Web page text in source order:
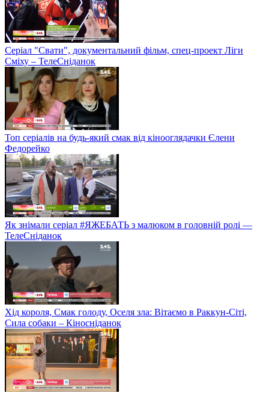
Серіал "Свати", документальний фільм, спец-проект Ліги
Сміху – ТелеСніданок
Топ серіалів на будь-який смак від кінооглядачки Єлени
Федорейко
Як знімали серіал #ЯЖЕБАТЬ з малюком в головній ролі —
ТелеСніданок
Хід короля, Смак голоду, Оселя зла: Вітаємо в Раккун-Сіті,
Сила собаки – Кіносніданок